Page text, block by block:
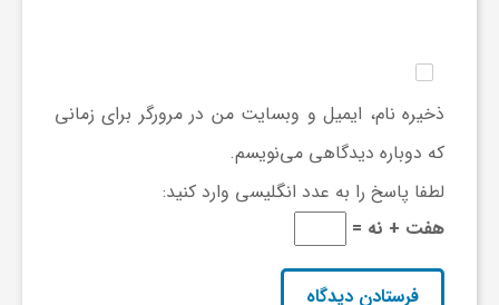
ذخیره نام، ایمیل و وبسایت من در مرورگر برای زمانی
که دوباره دیدگاهی می‌نویسم.
لطفا پاسخ را به عدد انگلیسی وارد کنید:
هفت + نه =